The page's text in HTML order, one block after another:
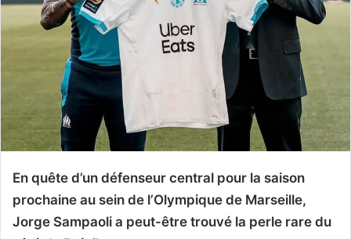
En quête d’un défenseur central pour la saison
prochaine au sein de l’Olympique de Marseille,
Jorge Sampaoli a peut-être trouvé la perle rare du